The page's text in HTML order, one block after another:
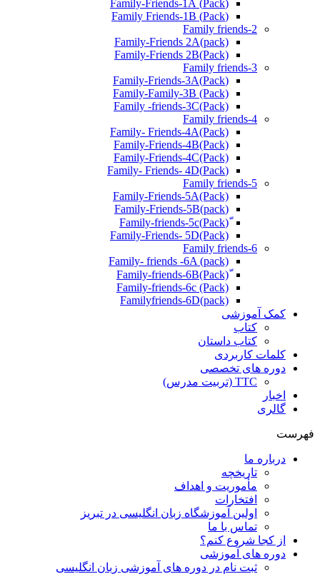
(Pack) Family-Friends-1A
(Pack) Family Friends-1B
Family friends-2
Family-Friends 2A(pack)
Family-Friends 2B(Pack)
Family friends-3
(Pack)Family-Friends-3A
Family-Family-3B (Pack)
Family -friends-3C(Pack)
Family friends-4
Family- Friends-4A(Pack)
Family-Friends-4B(Pack)
Family-Friends-4C(Pack)
(Pack)Family- Friends- 4D
Family friends-5
Family-Friends-5A(Pack)
(pack)Family-Friends-5B
ّ(Pack)Family-friends-5c
Family-Friends- 5D(Pack)
Family friends-6
Family- friends -6A (pack)
Family-friends-6c (Pack)
Familyfriends-6D(pack)
کمک آموزشی
کتاب
کتاب داستان
کلمات کاربردی
دوره های تخصصی
TTC (تربیت مدرس)
اخبار
گالری
فهرست
درباره ما
تاریخچه
مأموریت و اهداف
افتخارات
اولین آموزشگاه زبان انگلیسی در تبریز
تماس با ما
از کجا شروع کنم؟
دوره های آموزشی
ثبت نام در دوره های آموزشی زبان انگلیسی